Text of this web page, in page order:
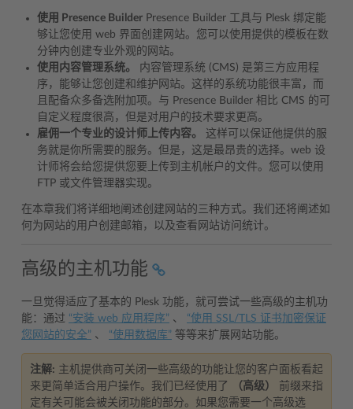
使用 Presence Builder Presence Builder 工具与 Plesk 绑定能
够让您使用 web 界面创建网站。您可以使用提供的模板在数
分钟内创建专业外观的网站。
使用内容管理系统。
内容管理系统 (CMS) 是第三方应用程
序，能够让您创建和维护网站。这样的系统功能很丰富，而
且配备众多备选附加项。与 Presence Builder 相比 CMS 的可
自定义程度很高，但是对用户的技术要求更高。
雇佣一个专业的设计师上传内容。
这样可以保证他提供的服
务就是你所需要的服务。但是，这是最昂贵的选择。web 设
计师将会给您提供您要上传到主机帐户的文件。您可以使用
FTP 或文件管理器实现。
在本章我们将详细地阐述创建网站的三种方式。我们还将阐述如
何为网站的用户创建邮箱，以及查看网站访问统计。
高级的主机功能
一旦觉得适应了基本的 Plesk 功能，就可尝试一些高级的主机功
能：通过 “安装 web 应用程序” 、 “使用 SSL/TLS 证书加密保证
您网站的安全” 、 “使用数据库” 等等来扩展网站功能。
注解: 主机提供商可关闭一些高级的功能让您的客户面板看起
来更简单适合用户操作。我们已经使用了
（高级）
前缀来指
定有关可能会被关闭功能的部分。如果您需要一个高级选